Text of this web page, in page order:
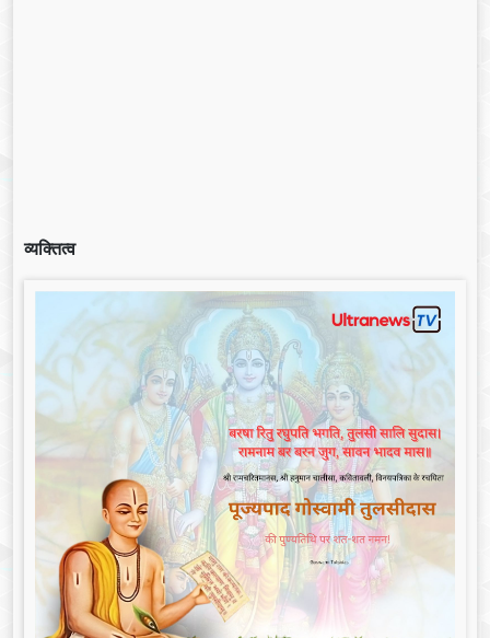
व्यक्तित्व